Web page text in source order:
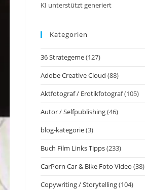
KI unterstützt generiert
Kategorien
36 Strategeme(127)
Adobe Creative Cloud (88)
Aktfotograf / Erotikfotograf(105)
Autor / Selfpublishing(46)
blog-kategorie(3)
Buch Film Links Tipps(233)
CarPorn Car & Bike Foto Video (38)
Copywriting / Storytelling(104)